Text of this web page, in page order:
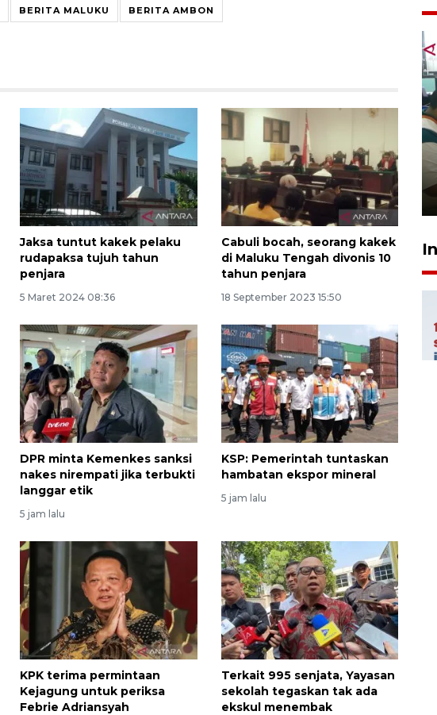
BERITA MALUKU BERITA AMBON
Jaksa tuntut kakek pelaku
rudapaksa tujuh tahun
penjara
5 Maret 2024 08:36
Cabuli bocah, seorang kakek
di Maluku Tengah divonis 10
tahun penjara
18 September 2023 15:50
DPR minta Kemenkes sanksi
nakes nirempati jika terbukti
langgar etik
5 jam lalu
KSP: Pemerintah tuntaskan
hambatan ekspor mineral
5 jam lalu
KPK terima permintaan
Kejagung untuk periksa
Febrie Adriansyah
Terkait 995 senjata, Yayasan
sekolah tegaskan tak ada
ekskul menembak
Ambon ajak semua pihak buka
ruang pada anak di lembaga
pembinaan
23 Juli 2026 14:28